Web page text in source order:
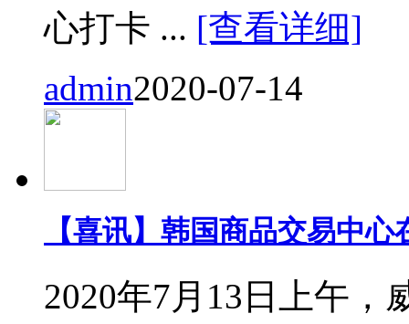
心打卡 ... [查看详细]
admin2020-07-14
【喜讯】韩国商品交易中
2020年7月13日上午，